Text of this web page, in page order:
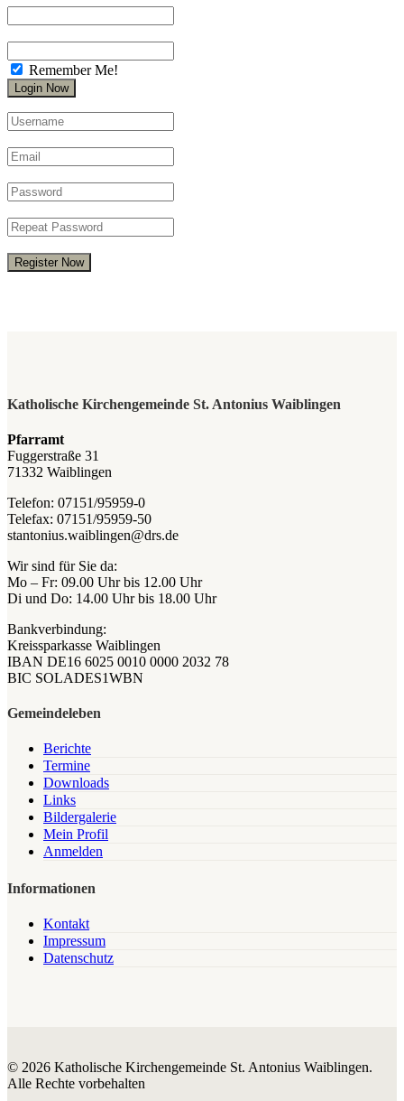
Remember Me!
Register Now
Katholische Kirchengemeinde St. Antonius Waiblingen
Pfarramt
Fuggerstraße 31
71332 Waiblingen
Telefon: 07151/95959-0
Telefax: 07151/95959-50
stantonius.waiblingen@drs.de
Wir sind für Sie da:
Mo – Fr: 09.00 Uhr bis 12.00 Uhr
Di und Do: 14.00 Uhr bis 18.00 Uhr
Bankverbindung:
Kreissparkasse Waiblingen
IBAN DE16 6025 0010 0000 2032 78
BIC SOLADES1WBN
Gemeindeleben
Berichte
Termine
Downloads
Links
Bildergalerie
Mein Profil
Anmelden
Informationen
Kontakt
Impressum
Datenschutz
© 2026 Katholische Kirchengemeinde St. Antonius Waiblingen.
Alle Rechte vorbehalten